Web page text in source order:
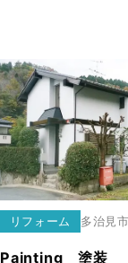
リフォーム 多治見市
Painting 塗装